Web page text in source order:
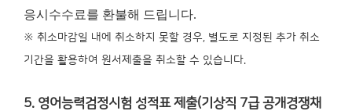
응시수수료를 환불해 드립니다.
※ 취소마감일 내에 취소하지 못할 경우, 별도로 지정된 추가 취소
기간을 활용하여 원서제출을 취소할 수 있습니다.
5. 영어능력검정시험 성적표 제출(기상직 7급 공개경쟁채